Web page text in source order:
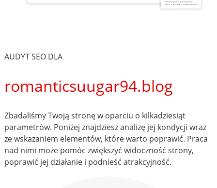
AUDYT SEO DLA
romanticsuugar94.blog
Zbadaliśmy Twoją stronę w oparciu o kilkadziesiąt
parametrów. Poniżej znajdziesz analizę jej kondycji wraz
ze wskazaniem elementów, które warto poprawić. Praca
nad nimi może pomóc zwiększyć widoczność strony,
poprawić jej działanie i podnieść atrakcyjność.